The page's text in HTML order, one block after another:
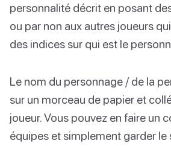
personnalité décrit en posant
ou par non aux autres joueurs
des indices sur qui est le
Le nom du personnage / de la
sur un morceau de papier et
joueur. Vous pouvez en faire un
équipes et simplement garder